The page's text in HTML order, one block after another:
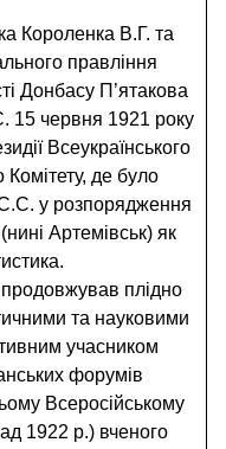
Короленка В.Г. та
правління
Донбасу П’ятакова
15 червня 1921 року
Всеукраїнського
де було
у розпорядження
Артемівськ) як
плідно
та науковими
учасником
форумів
Всеросійському
1922 р.) вченого